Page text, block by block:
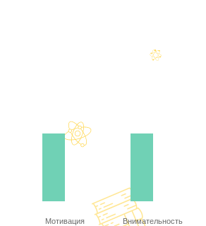
Мотивация Внимательность